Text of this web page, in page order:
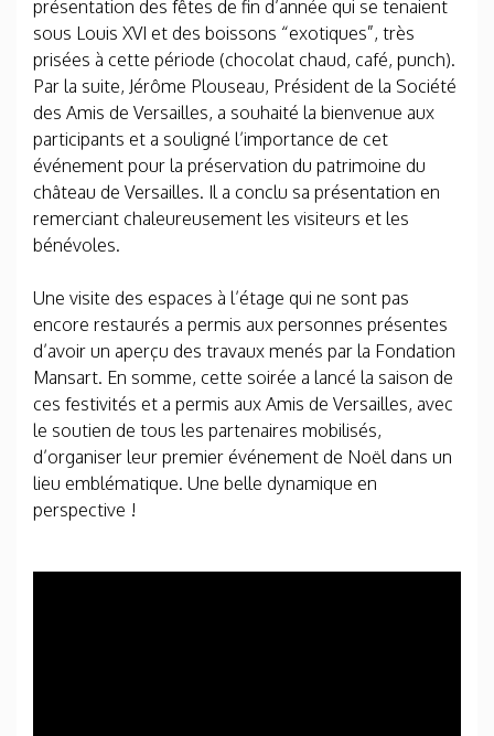
présentation des fêtes de fin d’année qui se tenaient
sous Louis XVI et des boissons “exotiques”, très
prisées à cette période (chocolat chaud, café, punch).
Par la suite, Jérôme Plouseau, Président de la Société
des Amis de Versailles, a souhaité la bienvenue aux
participants et a souligné l’importance de cet
événement pour la préservation du patrimoine du
château de Versailles. Il a conclu sa présentation en
remerciant chaleureusement les visiteurs et les
bénévoles.
Une visite des espaces à l’étage qui ne sont pas
encore restaurés a permis aux personnes présentes
d’avoir un aperçu des travaux menés par la Fondation
Mansart. En somme, cette soirée a lancé la saison de
ces festivités et a permis aux Amis de Versailles, avec
le soutien de tous les partenaires mobilisés,
d’organiser leur premier événement de Noël dans un
lieu emblématique. Une belle dynamique en
perspective !